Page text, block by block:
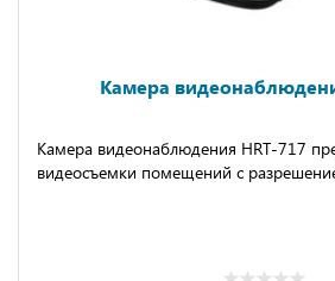
Камера
Камера видеонаблюдения HRT-717
видеосъемки помещений с